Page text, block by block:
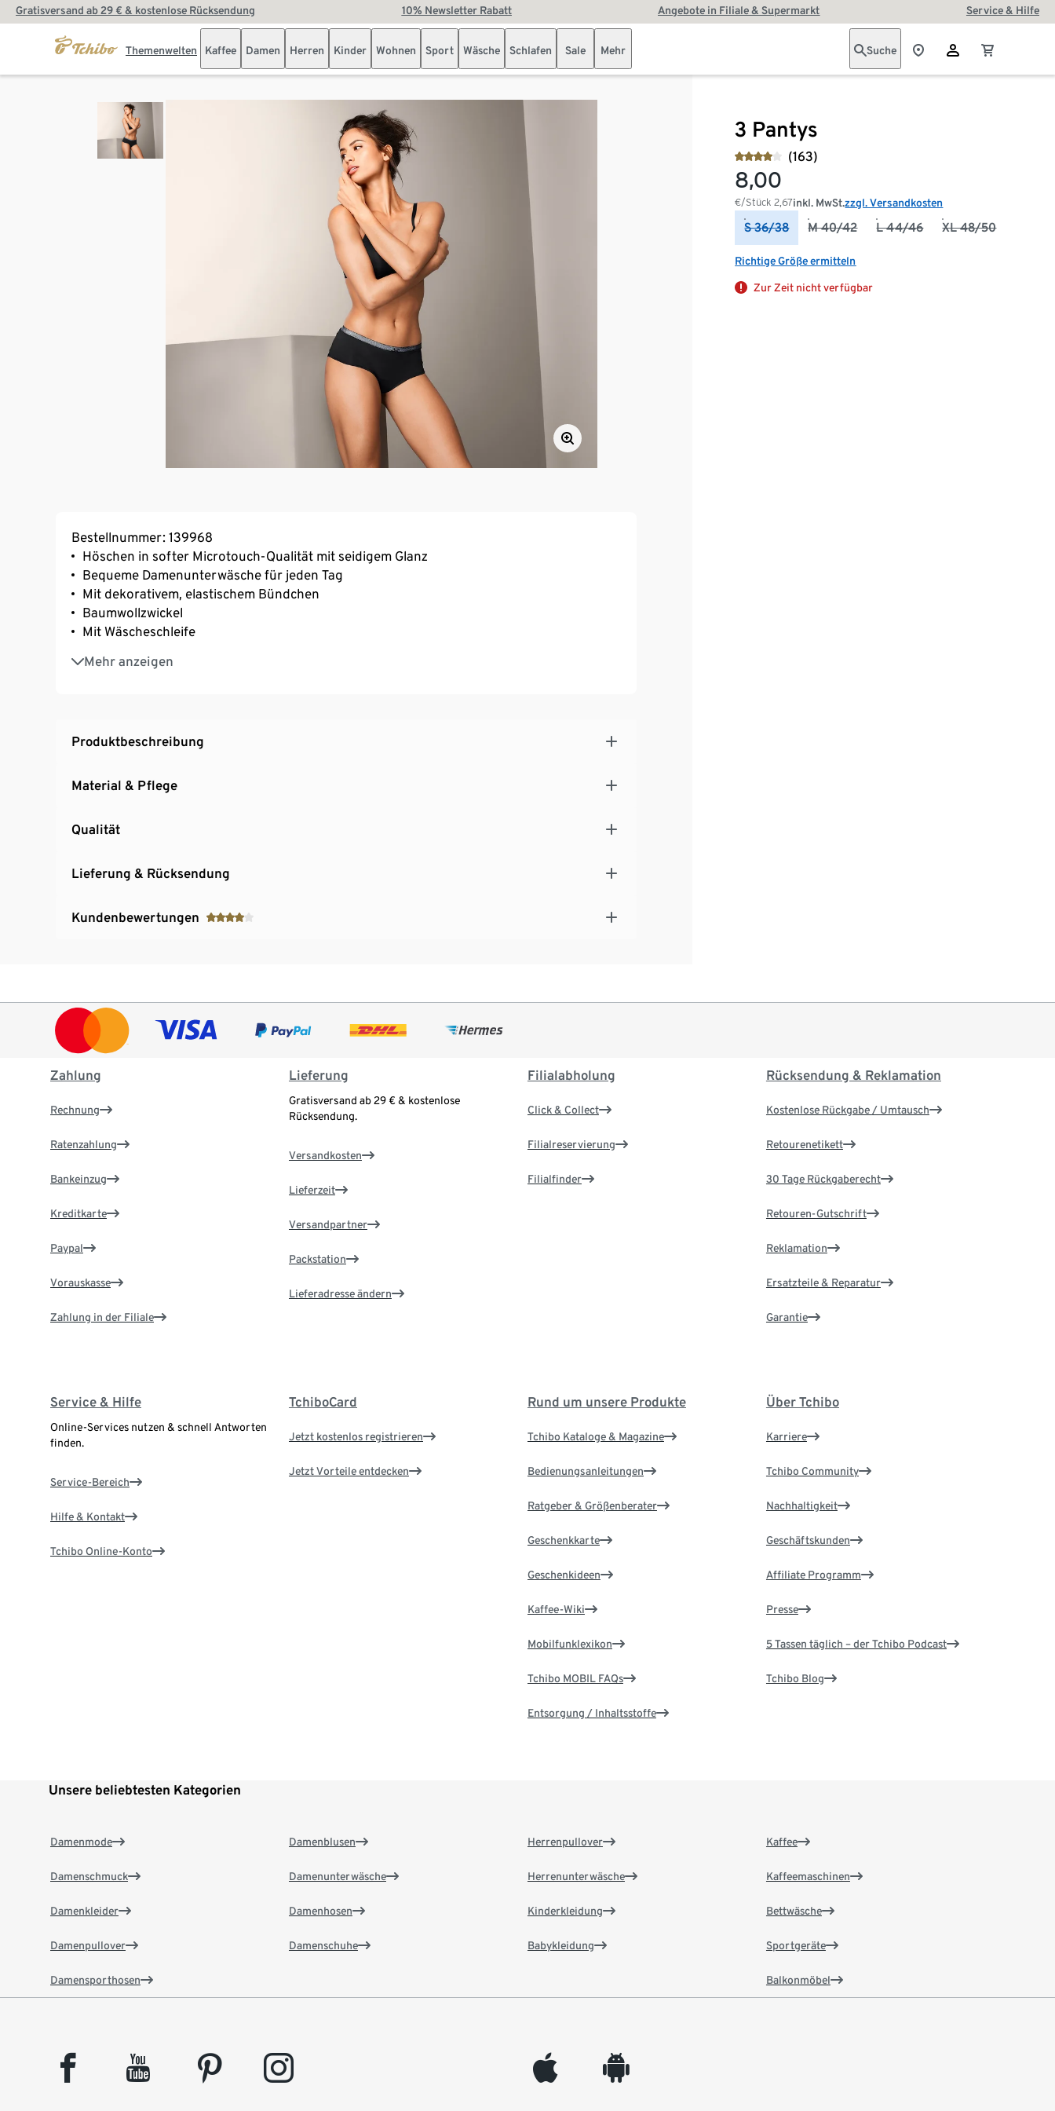
Gratisversand ab 29 € & kostenlose Rücksendung 10% Newsletter Rabatt Angebote in Filiale & Supermarkt Service & Hilfe
Themenwelten Kaffee Damen Herren Kinder Wohnen Sport Wäsche Schlafen Sale Mehr Suche
3 Pantys
(163)
8,00
€/Stück2,67inkl. MwSt.zzgl. Versandkosten
S 36/38 M 40/42 L 44/46 XL 48/50
Richtige Größe ermitteln
Zur Zeit nicht verfügbar
Bestellnummer: 139968
Höschen in softer Microtouch-Qualität mit seidigem Glanz
Bequeme Damenunterwäsche für jeden Tag
Mit dekorativem, elastischem Bündchen
Baumwollzwickel
Mit Wäscheschleife
Mehr anzeigen
Mit Elasthan: formbeständig, perfekter Sitz, hoher Tragekomfort
Produktbeschreibung
Material & Pflege
Qualität
Lieferung & Rücksendung
Kundenbewertungen
Zahlung
Rechnung
Ratenzahlung
Bankeinzug
Kreditkarte
Paypal
Vorauskasse
Zahlung in der Filiale
Lieferung
Gratisversand ab 29 € & kostenlose
Rücksendung.
Versandkosten
Lieferzeit
Versandpartner
Packstation
Lieferadresse ändern
Filialabholung
Click & Collect
Filialreservierung
Filialfinder
Rücksendung & Reklamation
Kostenlose Rückgabe / Umtausch
Retourenetikett
30 Tage Rückgaberecht
Retouren-Gutschrift
Reklamation
Ersatzteile & Reparatur
Garantie
Service & Hilfe
Online-Services nutzen & schnell Antworten
finden.
Service-Bereich
Hilfe & Kontakt
Tchibo Online-Konto
TchiboCard
Jetzt kostenlos registrieren
Jetzt Vorteile entdecken
Rund um unsere Produkte
Tchibo Kataloge & Magazine
Bedienungsanleitungen
Ratgeber & Größenberater
Geschenkkarte
Geschenkideen
Kaffee-Wiki
Mobilfunklexikon
Tchibo MOBIL FAQs
Entsorgung / Inhaltsstoffe
Über Tchibo
Karriere
Tchibo Community
Nachhaltigkeit
Geschäftskunden
Affiliate Programm
Presse
5 Tassen täglich – der Tchibo Podcast
Tchibo Blog
Unsere beliebtesten Kategorien
Damenmode
Damenschmuck
Damenkleider
Damenpullover
Damensporthosen
Damenblusen
Damenunterwäsche
Damenhosen
Damenschuhe
Herrenpullover
Herrenunterwäsche
Kinderkleidung
Babykleidung
Kaffee
Kaffeemaschinen
Bettwäsche
Sportgeräte
Balkonmöbel
facebook youtube pinterest instagram appleinc android